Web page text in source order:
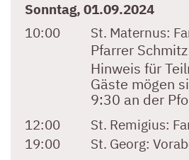
Sonntag, 01.09.2024
10:00
St. Maternus:
Pfarrer Schmitz
Hinweis für
Gäste mögen
9:30 an der
12:00 St. Remigius:
19:00
St. Georg: